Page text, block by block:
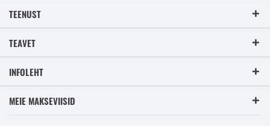
TEENUST
TEAVET
INFOLEHT
MEIE MAKSEVIISID